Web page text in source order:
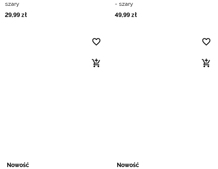
szary
29,99 zł
- szary
49,99 zł
Nowość Nowość